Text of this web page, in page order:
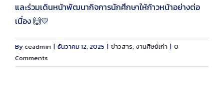
และร่วมเดินหน้าพัฒนากิจการนักศึกษาให้ก้าวหน้าอย่างต่อ
เนื่อง 🙌💛
Byceadmin | ธันวาคม 12, 2025 | ข่าวสาร, งานศิษย์เก่า | 0
Comments